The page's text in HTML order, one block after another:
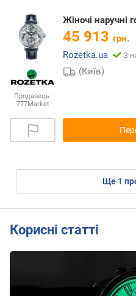
Продавець:
777Market
Жіночі наручні
45 913 грн.
Rozetka.ua
З
(Київ)
ще 1
Корисні статті